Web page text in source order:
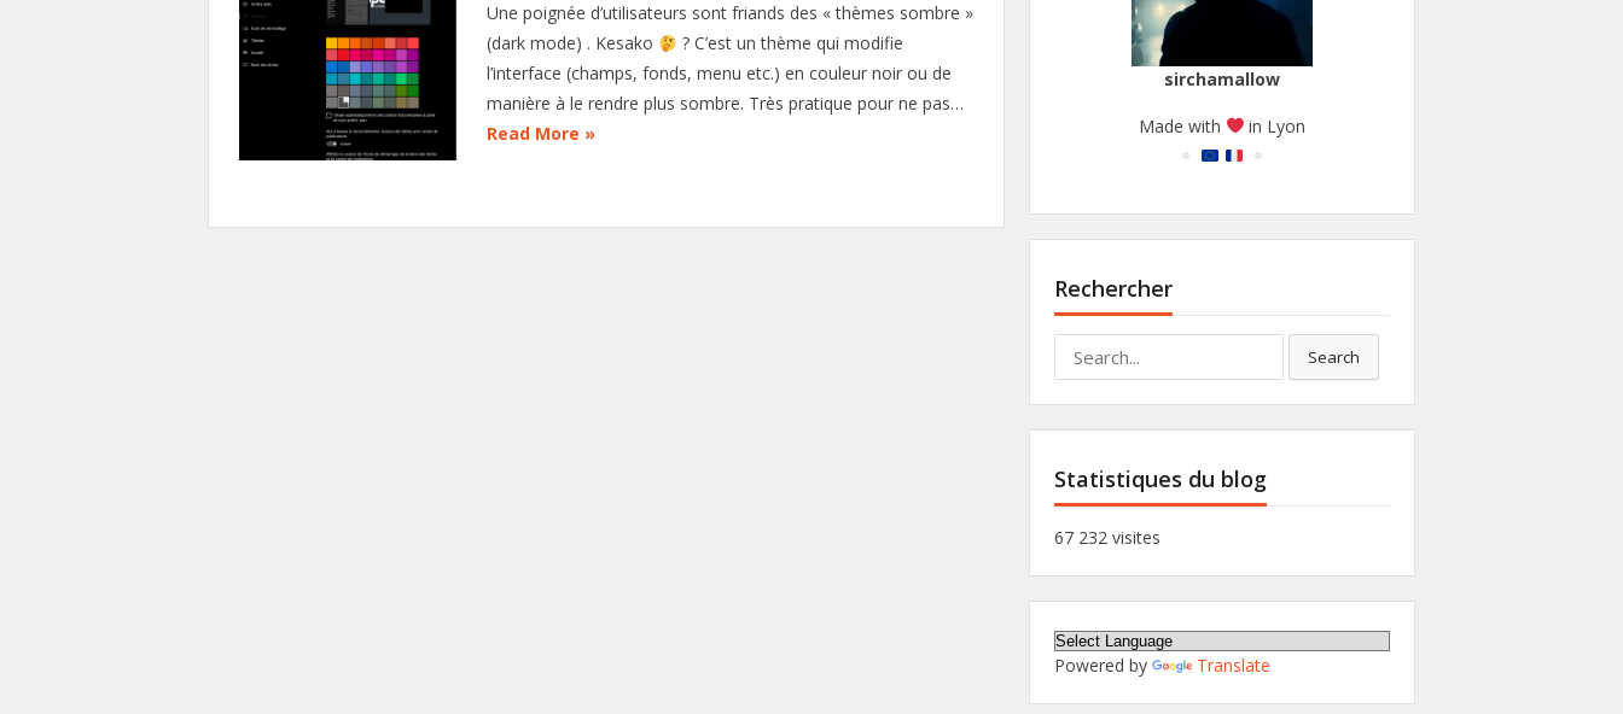
Une poignée d’utilisateurs sont friands des « thèmes sombre »
(dark mode) . Kesako
? C’est un thème qui modifie
l’interface (champs, fonds, menu etc.) en couleur noir ou de
manière à le rendre plus sombre. Très pratique pour ne pas…
Read More »
sirchamallow
Made with in Lyon
Rechercher
for:
Search
Statistiques du blog
67 232 visites
Powered by Translate